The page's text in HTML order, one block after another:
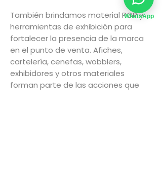
También brindamos material POP y
herramientas de exhibición para
fortalecer la presencia de la marca
en el punto de venta. Afiches,
cartelería, cenefas, wobblers,
exhibidores y otros materiales
forman parte de las acciones que
WhatsApp